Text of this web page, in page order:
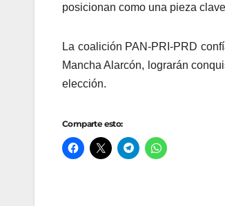
posicionan como una pieza
La coalición PAN-PRI-PRD
Mancha Alarcón, lograrán
elección.
Comparte esto: